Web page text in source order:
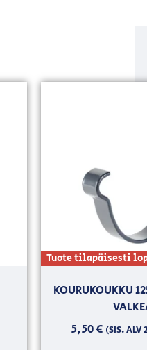
Tuote tilapäisesti
KOURUKOUKKU
5,50€ (SIS. ALV